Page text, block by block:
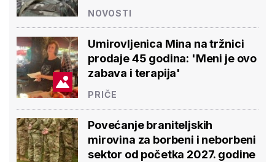
NOVOSTI
Umirovljenica Mina na tržnici
prodaje 45 godina: 'Meni je ovo
zabava i terapija'
PRIČE
Povećanje braniteljskih
mirovina za borbeni i neborbeni
sektor od početka 2027. godine